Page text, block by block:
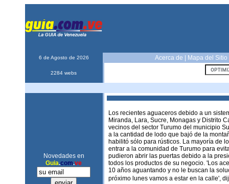
6 de Agosto de 2026 Acerca de Mapa del Sitio
2284 webs
Novedades en
Guia.com.ve
Los recientes aguaceros debido a un
Miranda, Lara, Sucre, Monagas y Distrito
vecinos del sector Turumo del municipio
a la cantidad de lodo que bajó de la
habilitó sólo para rústicos. La mayoría de
entrar a la comunidad de Turumo para
pudieron abrir las puertas debido a la
todos los productos de su negocio. 'Los
10 años aguantando y no le buscan la
próximo lunes vamos a estar en la calle',